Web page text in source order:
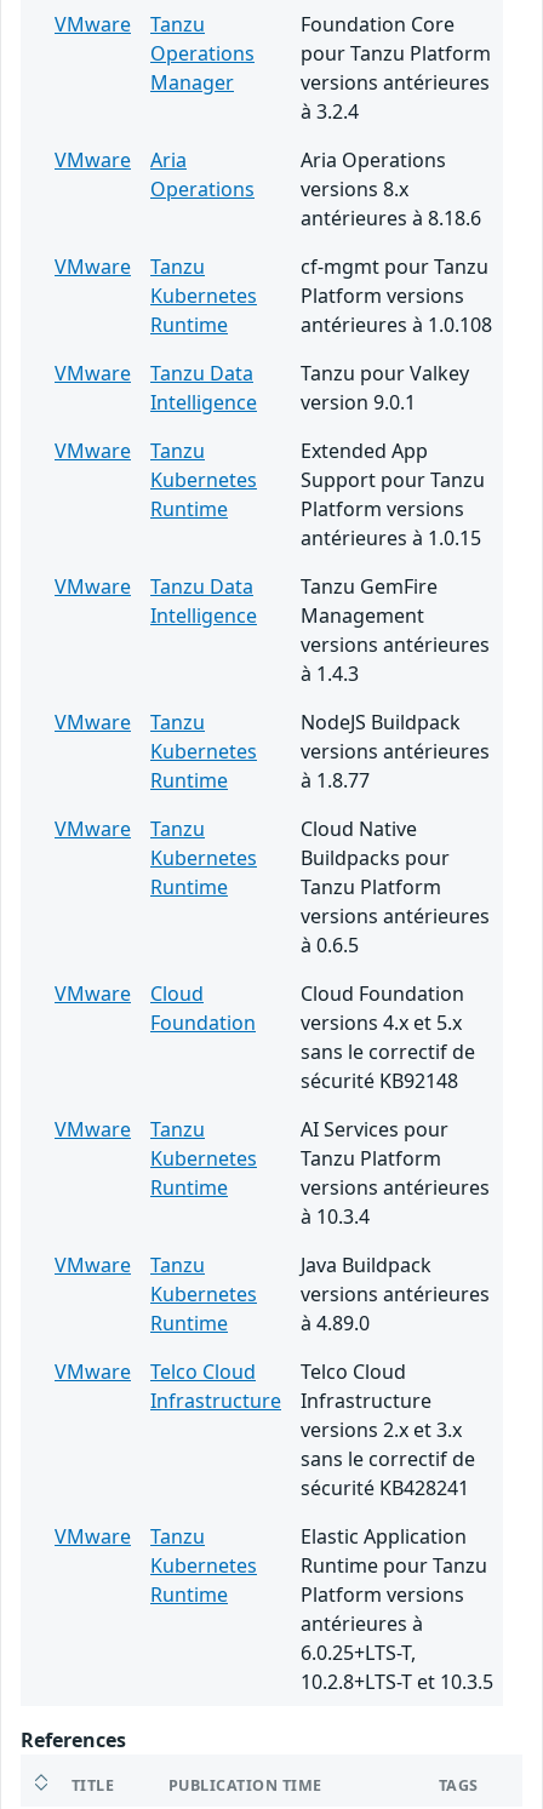
VMware
Tanzu
Operations
Manager
Foundation Core
pour Tanzu Platform
versions antérieures
à 3.2.4
VMware
Aria
Operations
Aria Operations
versions 8.x
antérieures à 8.18.6
VMware
Tanzu
Kubernetes
Runtime
cf-mgmt pour Tanzu
Platform versions
antérieures à 1.0.108
VMware
Tanzu Data
Intelligence
Tanzu pour Valkey
version 9.0.1
VMware
Tanzu
Kubernetes
Runtime
Extended App
Support pour Tanzu
Platform versions
antérieures à 1.0.15
VMware
Tanzu Data
Intelligence
Tanzu GemFire
Management
versions antérieures
à 1.4.3
VMware
Tanzu
Kubernetes
Runtime
NodeJS Buildpack
versions antérieures
à 1.8.77
VMware
Tanzu
Kubernetes
Runtime
Cloud Native
Buildpacks pour
Tanzu Platform
versions antérieures
à 0.6.5
VMware
Cloud
Foundation
Cloud Foundation
versions 4.x et 5.x
sans le correctif de
sécurité KB92148
VMware
Tanzu
Kubernetes
Runtime
AI Services pour
Tanzu Platform
versions antérieures
à 10.3.4
VMware
Tanzu
Kubernetes
Runtime
Java Buildpack
versions antérieures
à 4.89.0
VMware
Telco Cloud
Infrastructure
Telco Cloud
Infrastructure
versions 2.x et 3.x
sans le correctif de
sécurité KB428241
VMware
Tanzu
Kubernetes
Runtime
Elastic Application
Runtime pour Tanzu
Platform versions
antérieures à
6.0.25+LTS-T,
10.2.8+LTS-T et 10.3.5
References
TITLE PUBLICATION TIME TAGS